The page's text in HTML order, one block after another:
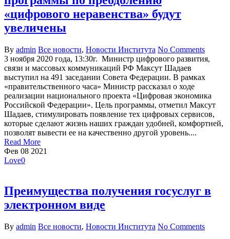
«цифрового неравенства» будут
увеличены
By admin Все новости, Новости Института No Comments
3 ноября 2020 года, 13:30г. Министр цифрового развития,
связи и массовых коммуникаций РФ Максут Шадаев
выступил на 491 заседании Совета Федерации. В рамках
«правительственного часа» Министр рассказал о ходе
реализации национального проекта «Цифровая экономика
Российской Федерации». Цель программы, отметил Максут
Шадаев, стимулировать появление тех цифровых сервисов,
которые сделают жизнь наших граждан удобней, комфортней,
позволят вывести ее на качественно другой уровень....
Read More
Фев 08 2021
Love0
Преимущества получения госуслуг в
электронном виде
By admin Все новости, Новости Института No Comments